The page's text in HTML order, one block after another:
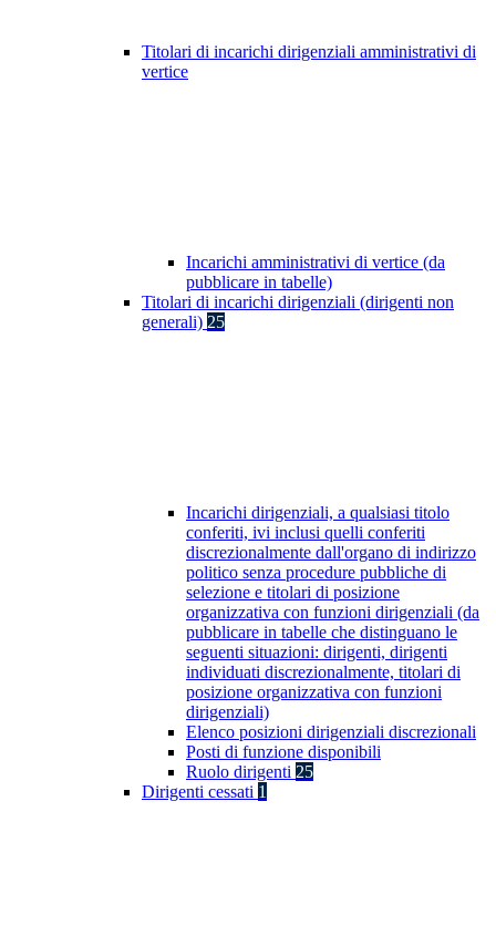
Titolari di incarichi dirigenziali amministrativi di
vertice
Incarichi amministrativi di vertice (da
pubblicare in tabelle)
Titolari di incarichi dirigenziali (dirigenti non
generali) 25
Incarichi dirigenziali, a qualsiasi titolo
conferiti, ivi inclusi quelli conferiti
discrezionalmente dall'organo di indirizzo
politico senza procedure pubbliche di
selezione e titolari di posizione
organizzativa con funzioni dirigenziali (da
pubblicare in tabelle che distinguano le
seguenti situazioni: dirigenti, dirigenti
individuati discrezionalmente, titolari di
posizione organizzativa con funzioni
dirigenziali)
Elenco posizioni dirigenziali discrezionali
Posti di funzione disponibili
Ruolo dirigenti 25
Dirigenti cessati 1